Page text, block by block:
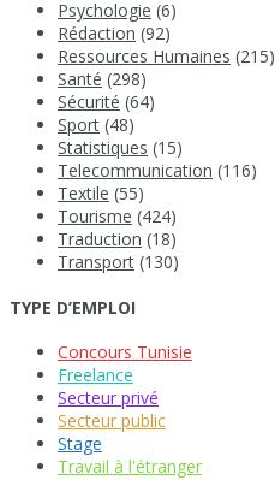
Psychologie (6)
Rédaction (92)
Ressources Humaines (215)
Santé (298)
Sécurité (64)
Sport (48)
Statistiques (15)
Telecommunication (116)
Textile (55)
Tourisme (424)
Traduction (18)
Transport (130)
TYPE D’EMPLOI
Concours Tunisie
Freelance
Secteur privé
Secteur public
Stage
Travail à l'étranger